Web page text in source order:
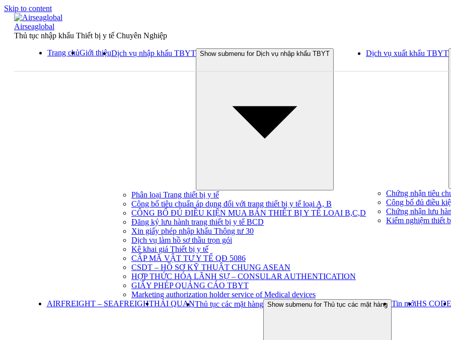
Skip to content
Airseaglobal
Thủ tục nhập khẩu Thiết bị y tế Chuyên Nghiệp
Trang chủGiới thiệuDịch vụ nhập khẩu TBYT Show submenu for Dịch vụ nhập khẩu TBYT
Phân loại Trang thiết bị y tế
Công bố tiêu chuẩn áp dụng đối với trang thiết bị y tế loại A, B
CÔNG BỐ ĐỦ ĐIỀU KIỆN MUA BÁN THIẾT BỊ Y TẾ LOẠI B,C,D
Đăng ký lưu hành trang thiết bị y tế BCD
Xin giấy phép nhập khẩu Thông tư 30
Dịch vụ làm hồ sơ thầu trọn gói
Kê khai giá Thiết bị y tế
CẤP MÃ VẬT TƯ Y TẾ QĐ 5086
CSDT – HỒ SƠ KỸ THUẬT CHUNG ASEAN
HỢP THỨC HÓA LÃNH SỰ – CONSULAR AUTHENTICATION
GIẤY PHÉP QUẢNG CÁO TBYT
Marketing authorization holder service of Medical devices
Dịch vụ xuất khẩu TBYT
Chứng nhận tiêu
Công bố đủ điều
Chứng nhận lưu
Kiểm nghiệm thiết
AIRFREIGHT – SEAFREIGHTHẢI QUANThủ tục các mặt hàng Show submenu for Thủ tục các mặt hàng Tin mớiHS CODE